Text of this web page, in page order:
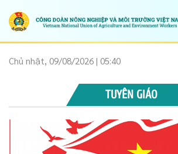
Chủ nhật, 09/08/2026 | 05:40
TUYÊN GIÁO